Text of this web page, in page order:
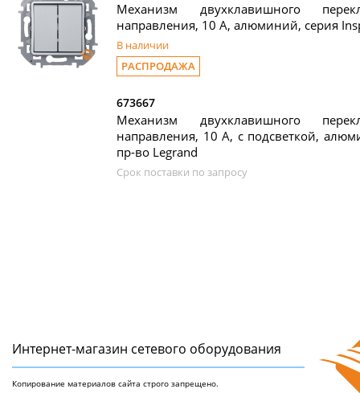
Механизм двухклавишного
направления, 10 А, алюминий, серия
В наличии
РАСПРОДАЖА
673667
Механизм двухклавишного
направления, 10 А, с подсветкой,
пр-во Legrand
Срок поставки по запросу
Интернет-магазин сетeвого оборудования
Копирование материалов сайта строго запрещено.